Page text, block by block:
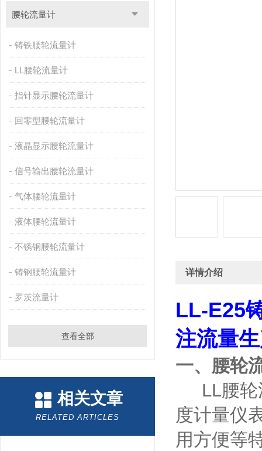
腰轮流量计
铸铁腰轮流量计
LL腰轮流量计
指针显示腰轮流量计
回零型腰轮流量计
液晶显示腰轮流量计
信号输出腰轮流量计
气体腰轮流量计
液体腰轮流量计
不锈钢腰轮流量计
铸钢腰轮流量计
罗茨流量计
查看全部
相关文章
RELATED ARTICLES
详情介绍
LL-E25
注流量
一、腰轮
LL腰轮
度计量仪
用方便等